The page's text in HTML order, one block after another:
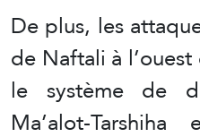
De plus, les
de Naftali à
le système de
Ma’alot-